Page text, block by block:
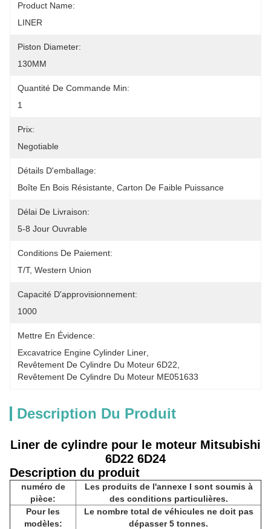
Product Name:
LINER
Piston Diameter:
130MM
Quantité De Commande Min:
1
Prix:
Negotiable
Détails D'emballage:
Boîte En Bois Résistante, Carton De Faible Puissance
Délai De Livraison:
5-8 Jour Ouvrable
Conditions De Paiement:
T/T, Western Union
Capacité D'approvisionnement:
1000
Mettre En Évidence:
Excavatrice Engine Cylinder Liner
Revêtement De Cylindre Du Moteur 6D22
Revêtement De Cylindre Du Moteur ME051633
Description Du Produit
Liner de cylindre pour le moteur Mitsubishi
6D22 6D24
Description du produit
numéro de
pièce:
Les produits de l'annexe I sont soumis à
des conditions particulières.
Pour les
modèles:
Le nombre total de véhicules ne doit pas
dépasser 5 tonnes.